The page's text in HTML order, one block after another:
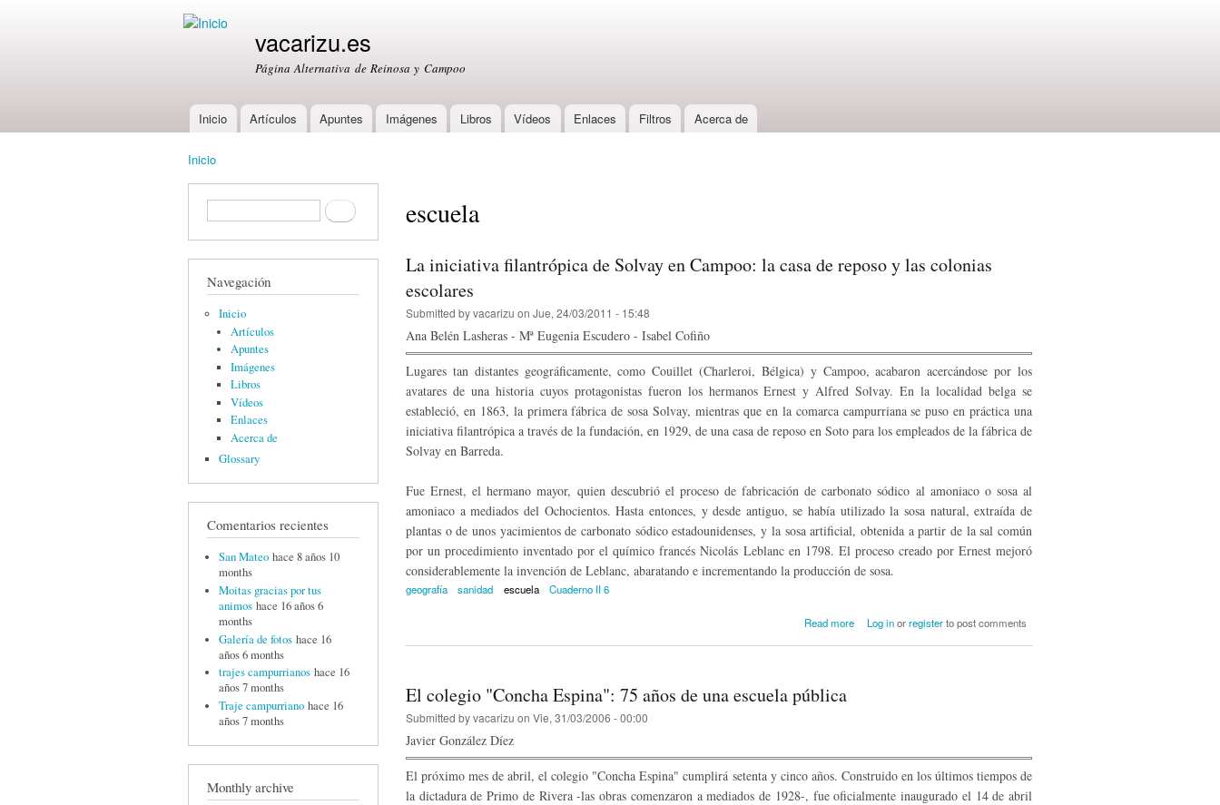
vacarizu.es
Página Alternativa de Reinosa y Campoo
Main menu
Inicio Artículos Apuntes Imágenes Libros Vídeos Enlaces Filtros Acerca de
Inicio
Formulario de búsquedaBuscar
Navegación
Inicio
Artículos
Apuntes
Imágenes
Libros
Vídeos
Enlaces
Acerca de
Glossary
Comentarios recientes
San Mateo hace 8 años 10
months
Moitas gracias por tus
animos hace 16 años 6
months
Galería de fotos hace 16
años 6 months
trajes campurrianos hace 16
años 7 months
Traje campurriano hace 16
años 7 months
Monthly archive
escuela
La iniciativa filantrópica de Solvay en Campoo: la casa de reposo y las colonias
escolares
Submitted byvacarizu on Jue, 24/03/2011 - 15:48
Ana Belén Lasheras - Mª Eugenia Escudero - Isabel Cofiño
Lugares tan distantes geográficamente, como Couillet (Charleroi, Bélgica) y Campoo, aca­baron acercándose por los
avatares de una historia cuyos protagonistas fueron los hermanos Ernest y Alfred Solvay. En la localidad belga se
estableció, en 1863, la primera fábrica de sosa Solvay, mientras que en la comarca campurriana se puso en práctica una
iniciativa filantrópica a través de la fundación, en 1929, de una casa de reposo en Soto para los empleados de la fábrica de
Solvay en Barreda.
Fue Ernest, el hermano mayor, quien descubrió el proceso de fabricación de carbonato sódico al amoniaco o sosa al
amoniaco a mediados del Ocho­cientos. Hasta entonces, y desde antiguo, se había utilizado la sosa natural, extraída de
plantas o de unos yacimientos de carbonato sódico estadouni­denses, y la sosa artificial, obtenida a partir de la sal común
por un procedimiento inventado por el químico francés Nicolás Leblanc en 1798. El proce­so creado por Ernest mejoró
considerablemente la invención de Leblanc, abaratando e incrementando la producción de sosa.
geografía sanidad escuela Cuaderno II 6
Read more
about La iniciativa filantrópica de Solvay
colonias escolares
Log inorregisterto post comments
El colegio "Concha Espina": 75 años de una escuela pública
Submitted byvacarizu on Vie, 31/03/2006 - 00:00
Javier González Díez
El próximo mes de abril, el colegio "Concha Espina" cumplirá setenta y cinco años. Construido en los úl­timos tiempos de
la dictadura de Primo de Rivera -las obras comenzaron a mediados de 1928-, fue oficialmente inaugurado el 14 de abril